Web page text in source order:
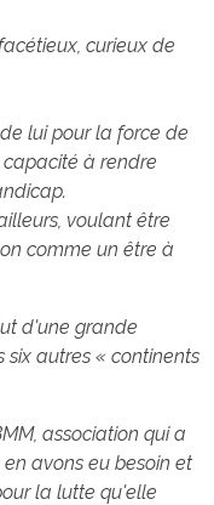
curieux de
lui pour la force de
capacité à rendre
voulant être
comme un être à
d'une grande
autres « continents
association qui a
avons eu besoin et
la lutte qu'elle